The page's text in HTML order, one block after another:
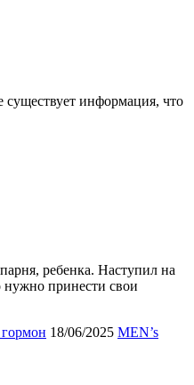
информация, что
ребенка. Наступил на
принести свои
18/06/2025 MEN’s